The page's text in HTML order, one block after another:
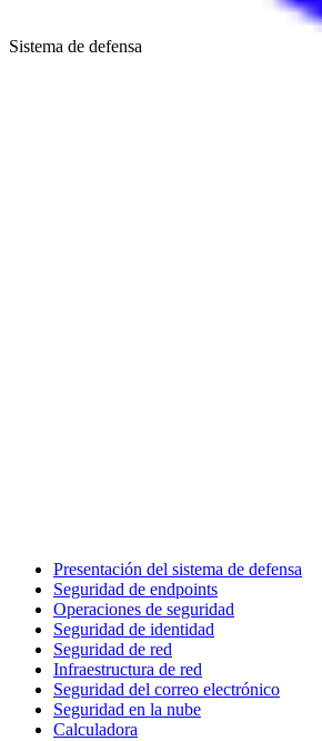
Sistema de defensa
Presentación del sistema de defensa
Seguridad de endpoints
Operaciones de seguridad
Seguridad de identidad
Seguridad de red
Infraestructura de red
Seguridad del correo electrónico
Seguridad en la nube
Calculadora